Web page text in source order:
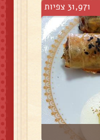
31,971 צפיות